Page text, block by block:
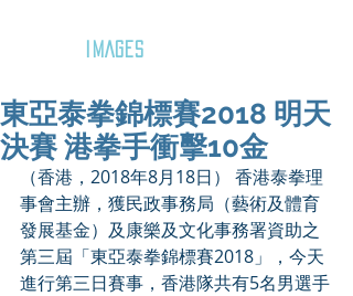
IMAGES
東亞泰拳錦標賽2018 明天
決賽 港拳手衝擊10金
（香港，2018年8月18日） 香港泰拳理
事會主辦，獲民政事務局（藝術及體育
發展基金）及康樂及文化事務署資助之
第三屆「東亞泰拳錦標賽2018」，今天
進行第三日賽事，香港隊共有5名男選手